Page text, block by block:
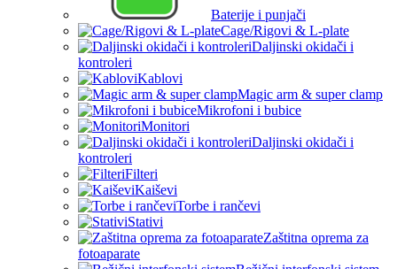
Baterije i punjači
Cage/Rigovi & L-plate
Daljinski okidači i
kontroleri
Kablovi
Magic arm & super clamp
Mikrofoni i bubice
Monitori
Daljinski okidači i
kontroleri
Filteri
Kaiševi
Torbe i rančevi
Stativi
Zaštitna oprema za
fotoaparate